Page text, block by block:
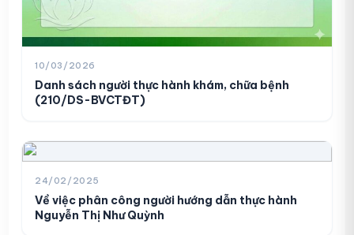
10/03/2026
Danh sách người thực hành khám, chữa bệnh
(210/DS-BVCTĐT)
24/02/2025
Về việc phân công người hướng dẫn thực hành
Nguyễn Thị Như Quỳnh
01
10/03/2026
Danh sách người thực hành khám
bệnh, chữa bệnh (138/DS-BVCTĐT)
03
Danh sách người thực hành khám
bệnh, chữa bệnh (129/DS-BVCTĐT)
06/02/2026